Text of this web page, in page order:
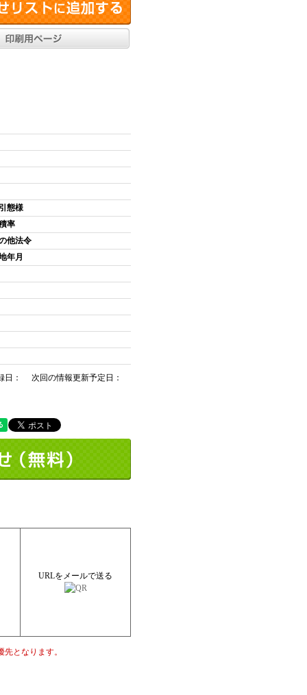
態様
率
他法令
年月
日： 次回の情報更新予定日：
URLをメールで送る
となります。